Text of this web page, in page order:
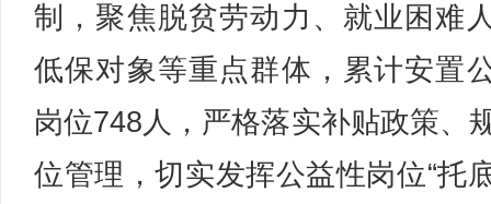
制，聚焦脱贫劳动力、就业困难
低保对象等重点群体，累计安置
岗位748人，严格落实补贴政策、
位管理，切实发挥公益性岗位“托